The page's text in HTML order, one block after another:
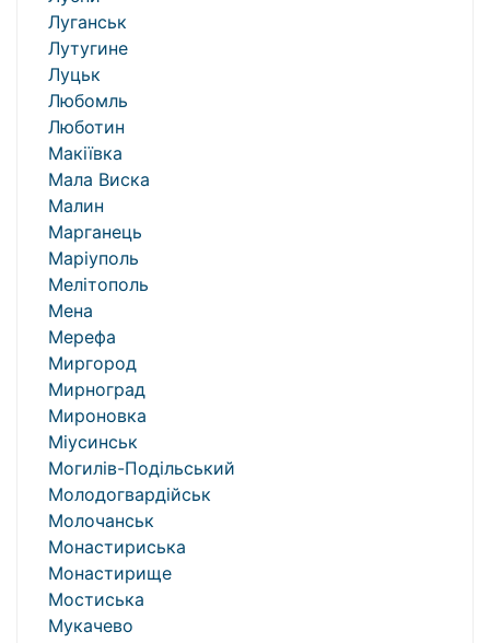
Луганськ
Лутугине
Луцьк
Любомль
Люботин
Макіївка
Мала Виска
Малин
Марганець
Маріуполь
Мелітополь
Мена
Мерефа
Миргород
Мирноград
Мироновка
Міусинськ
Могилів-Подільський
Молодогвардійськ
Молочанськ
Монастириська
Монастирище
Мостиська
Мукачево